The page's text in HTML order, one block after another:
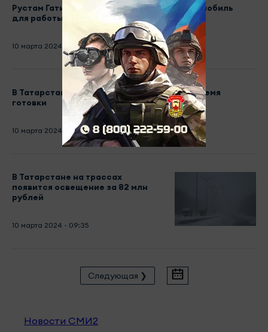
Рустам Гатин и его команда получили автомобиль
для работы в Лисичанске
10 марта 2024 - 11:15
В Татарстане мужчина получил ожоги во время
готовки
10 марта 2024 - 10:21
В Татарстане на трассах
появится освещение за 82 млн
рублей
10 марта 2024 - 09:35
Следующая ❯
Новости СМИ2